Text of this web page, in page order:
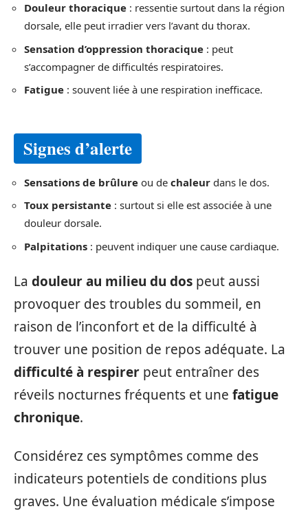
Douleur thoracique : ressentie surtout dans la région
dorsale, elle peut irradier vers l’avant du thorax.
Sensation d’oppression thoracique : peut
s’accompagner de difficultés respiratoires.
Fatigue : souvent liée à une respiration inefficace.
Signes d’alerte
Sensations de brûlure ou de chaleur dans le dos.
Toux persistante : surtout si elle est associée à une
douleur dorsale.
Palpitations : peuvent indiquer une cause cardiaque.
La douleur au milieu du dos peut aussi
provoquer des troubles du sommeil, en
raison de l’inconfort et de la difficulté à
trouver une position de repos adéquate. La
difficulté à respirer peut entraîner des
réveils nocturnes fréquents et une fatigue
chronique.
Considérez ces symptômes comme des
indicateurs potentiels de conditions plus
graves. Une évaluation médicale s’impose